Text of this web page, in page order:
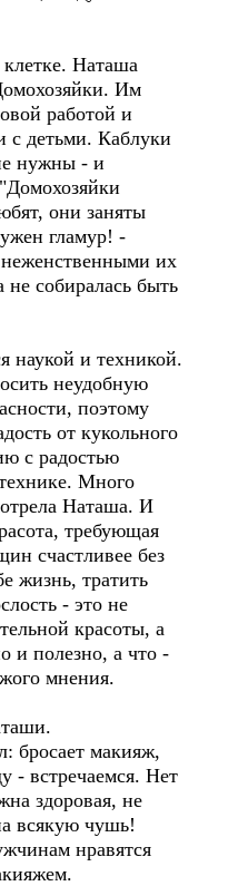
Наташа
Им
работой и
с детьми. Каблуки
нужны - и
они заняты
гламур! -
их
собиралась быть
и техникой.
неудобную
поэтому
от кукольного
с радостью
Много
Наташа. И
требующая
счастливее без
жизнь, тратить
- это не
красоты, а
и полезно, а что -
мнения.
бросает макияж,
- встречаемся. Нет
здоровая, не
всякую чушь!
нравятся